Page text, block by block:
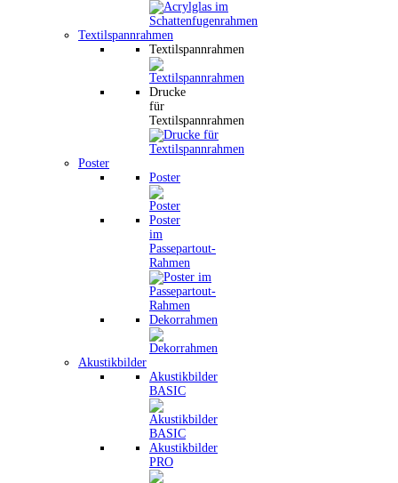
Textilspannrahmen
Textilspannrahmen
Drucke
für
Textilspannrahmen
Poster
Poster
Poster
im
Passepartout-
Rahmen
Dekorrahmen
Akustikbilder
Akustikbilder
BASIC
Akustikbilder
PRO